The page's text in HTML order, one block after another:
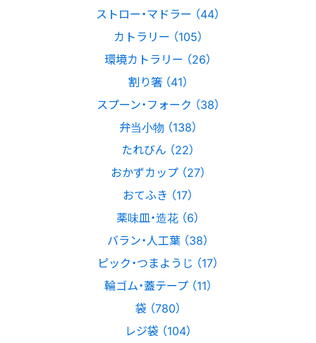
ストロー・マドラー （44）
カトラリー （105）
環境カトラリー （26）
割り箸 （41）
スプーン・フォーク （38）
弁当小物 （138）
たれびん （22）
おかずカップ （27）
おてふき （17）
薬味皿・造花 （6）
バラン・人工葉 （38）
ピック・つまようじ （17）
輪ゴム・蓋テープ （11）
袋 （780）
レジ袋 （104）